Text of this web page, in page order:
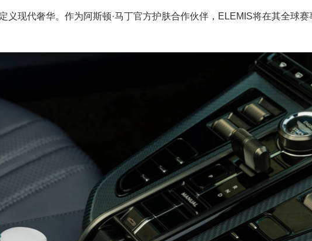
义现代奢华。作为阿斯顿·马丁官方护肤合作伙伴，ELEMIS将在其全球